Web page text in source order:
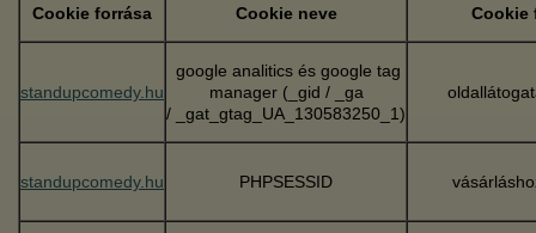
Cookie forrása Cookie neve Cookie
standupcomedy.hu
google analitics és google tag
manager (_gid / _ga
/ _gat_gtag_UA_130583250_1)
standupcomedy.hu PHPSESSID